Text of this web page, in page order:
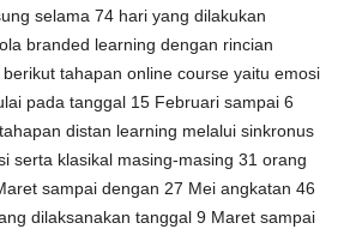
selama 74 hari yang dilakukan
branded learning dengan rincian
tahapan online course yaitu emosi
pada tanggal 15 Februari sampai 6
distan learning melalui sinkronus
serta klasikal masing-masing 31 orang
sampai dengan 27 Mei angkatan 46
dilaksanakan tanggal 9 Maret sampai